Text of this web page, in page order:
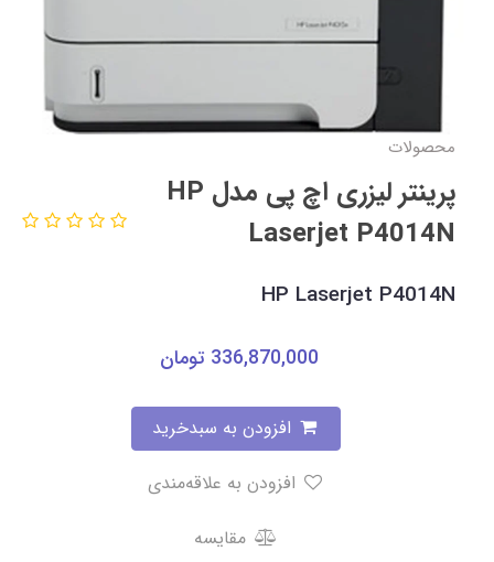
محصولات
پرینتر لیزری اچ پی مدل HP
Laserjet P4014N
HP Laserjet P4014N
336,870,000 تومان
مقایسه